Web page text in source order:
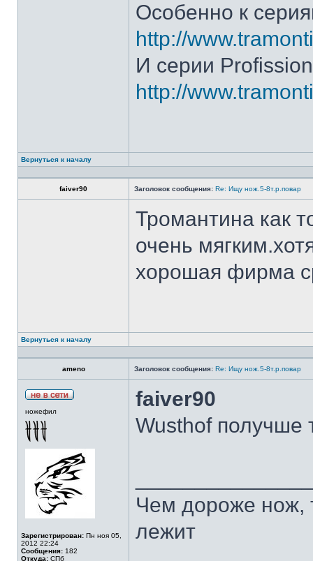
Особенно к
http://
И серии
http://
Вернуться к началу
faiver90 Заголовок сообщения: Re: Ищу нож.5-8т.р.повар
Тромантина как
очень
хорошая фирма
Вернуться к началу
ameno Заголовок сообщения: Re: Ищу нож.5-8т.р.повар
ножефил
Зарегистрирован: Пн ноя 05,
2012 22:24
Сообщения: 182
Откуда: СПб
faiver90
Wusthof получше
Чем дороже нож,
лежит